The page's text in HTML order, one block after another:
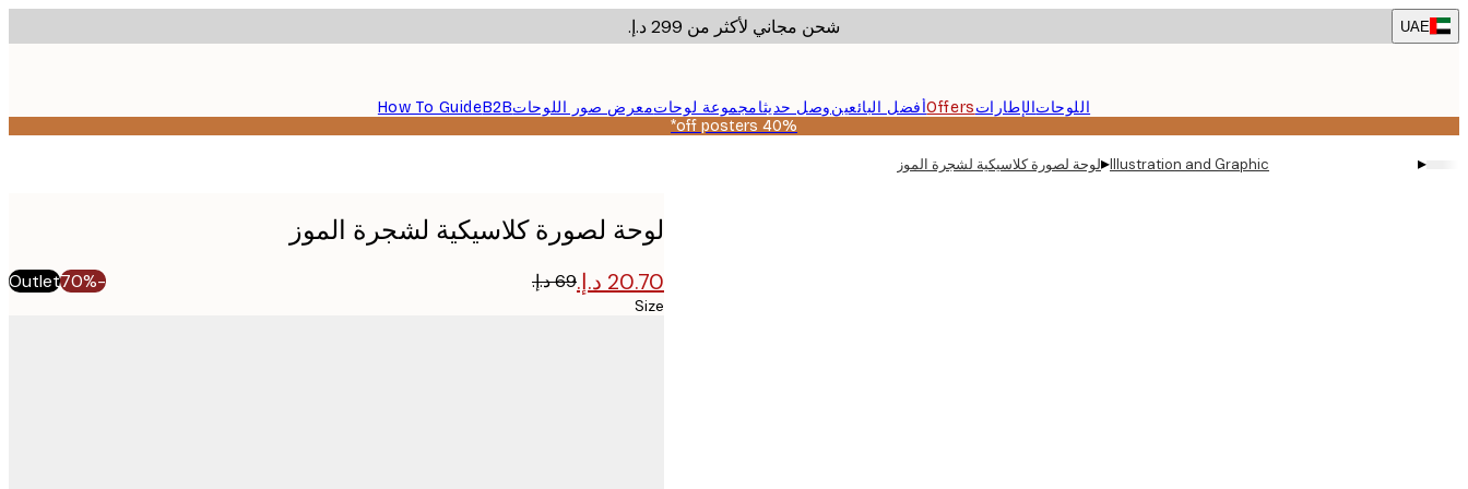
Skip
to
UAE شحن مجاني لأكثر من ‏299 د.إ.‏
اللوحاتالإطاراتOffersأفضل البائعينوصل حديثامجموعة لوحاتمعرض صور اللوحاتB2B
How To Guide
40% off posters*
▸
Illustration and Graphic
▸لوحة لصورة كلاسيكية لشجرة الموز
لوحة لصورة كلاسيكية لشجرة الموز
-70%
Outlet
Size